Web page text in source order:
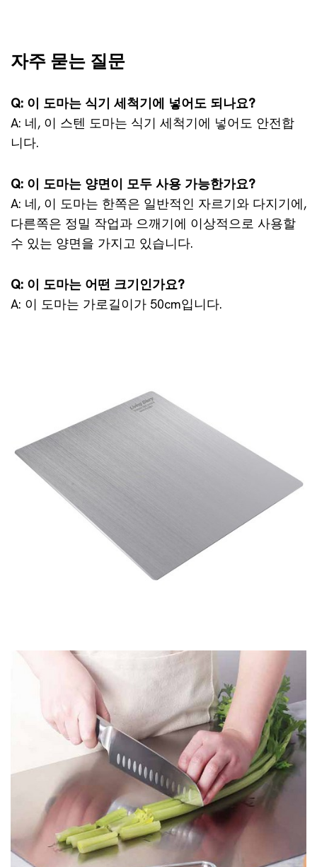
자주 묻는 질문
Q: 이 도마는 식기 세척기에 넣어도 되나요?
A: 네, 이 스텐 도마는 식기 세척기에 넣어도 안전합
니다.
Q: 이 도마는 양면이 모두 사용 가능한가요?
A: 네, 이 도마는 한쪽은 일반적인 자르기와 다지기에,
다른쪽은 정밀 작업과 으깨기에 이상적으로 사용할
수 있는 양면을 가지고 있습니다.
Q: 이 도마는 어떤 크기인가요?
A: 이 도마는 가로길이가 50cm입니다.